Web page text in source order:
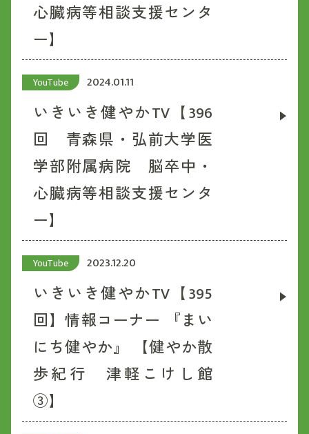
心臓病等相談支援センタ
ー】
YouTube 2024.01.11
いきいき健やかTV【396
回 青森県・弘前大学医
学部附属病院 脳卒中・
心臓病等相談支援センタ
ー】
YouTube 2023.12.20
いきいき健やかTV【395
回】情報コーナー 『まい
にち健やか』 【健やか散
歩紀行 津軽こけし館
③】